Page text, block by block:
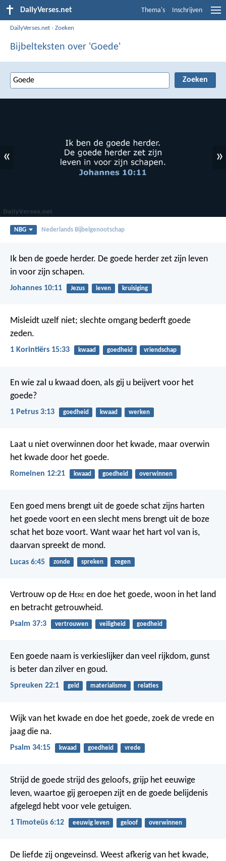
DailyVerses.net Thema's Inschrijven
DailyVerses.net ›Zoeken
Bijbelteksten over 'Goede'
« »
NBG Nederlands Bijbelgenootschap
Ik ben de goede herder. De goede herder zet zijn leven
in voor zijn schapen.
Johannes 10:11 Jezus leven kruisiging
Misleidt uzelf niet; slechte omgang bederft goede
zeden.
1 Korintiërs 15:33 kwaad goedheid vriendschap
En wie zal u kwaad doen, als gij u beijvert voor het
goede?
1 Petrus 3:13 goedheid kwaad werken
Laat u niet overwinnen door het kwade, maar overwin
het kwade door het goede.
Romeinen 12:21 kwaad goedheid overwinnen
Een goed mens brengt uit de goede schat zijns harten
het goede voort en een slecht mens brengt uit de boze
schat het boze voort. Want waar het hart vol van is,
daarvan spreekt de mond.
Lucas 6:45 zonde spreken zegen
Vertrouw op de Here en doe het goede, woon in het land
en betracht getrouwheid.
Psalm 37:3 vertrouwen veiligheid goedheid
Een goede naam is verkieslijker dan veel rijkdom, gunst
is beter dan zilver en goud.
Spreuken 22:1 geld materialisme relaties
Wijk van het kwade en doe het goede, zoek de vrede en
jaag die na.
Psalm 34:15 kwaad goedheid vrede
Strijd de goede strijd des geloofs, grijp het eeuwige
leven, waartoe gij geroepen zijt en de goede belijdenis
afgelegd hebt voor vele getuigen.
1 Timoteüs 6:12 eeuwig leven geloof overwinnen
De liefde zij ongeveinsd. Weest afkerig van het kwade,